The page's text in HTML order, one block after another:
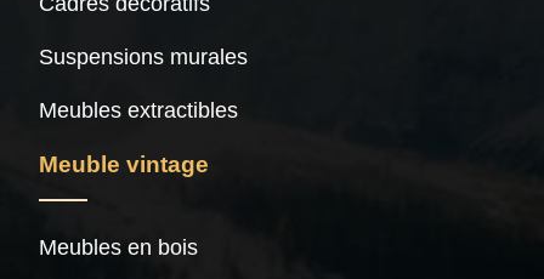
Suspensions murales
Meubles extractibles
Meuble vintage
Meubles en bois